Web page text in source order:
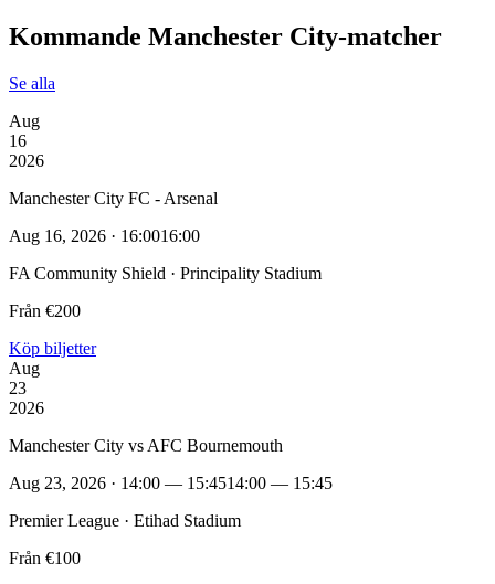
Kommande Manchester City‑matcher
Se alla
Aug
16
2026
Manchester City FC - Arsenal
Aug 16, 2026 · 16:0016:00
FA Community Shield · Principality Stadium
Från €200
Köp biljetter
Aug
23
2026
Manchester City vs AFC Bournemouth
Aug 23, 2026 · 14:00 — 15:4514:00 — 15:45
Premier League · Etihad Stadium
Från €100